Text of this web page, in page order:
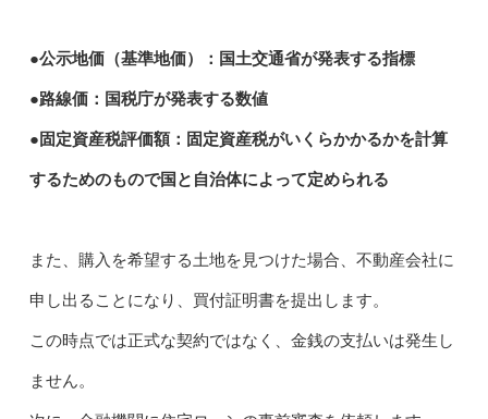
●公示地価（基準地価）：国土交通省が発表する指標
●路線価：国税庁が発表する数値
●固定資産税評価額：固定資産税がいくらかかるかを計算
するためのもので国と自治体によって定められる
また、購入を希望する土地を見つけた場合、不動産会社に
申し出ることになり、買付証明書を提出します。
この時点では正式な契約ではなく、金銭の支払いは発生し
ません。